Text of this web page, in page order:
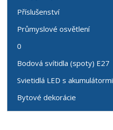
Příslušenství
Průmyslové osvětlení
0
Bodová svítidla (spoty) E27
Svietidlá LED s akumulátormi
Bytové dekorácie